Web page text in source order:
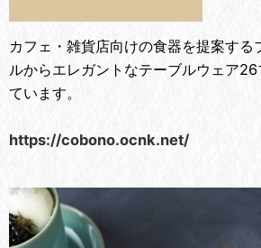
カフェ・雑貨店向けの食器を提案する
ルからエレガントなテーブルウェア
ています。
https://cobono.ocnk.net/